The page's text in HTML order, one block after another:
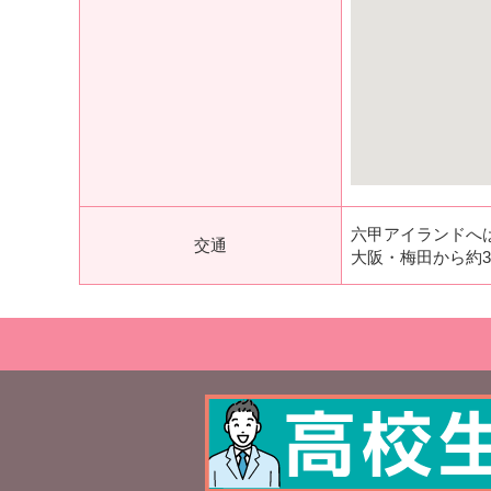
交通
六甲アイランドへ
大阪・梅田から約